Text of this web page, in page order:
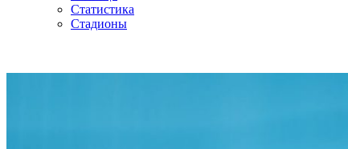
Статистика
Стадионы